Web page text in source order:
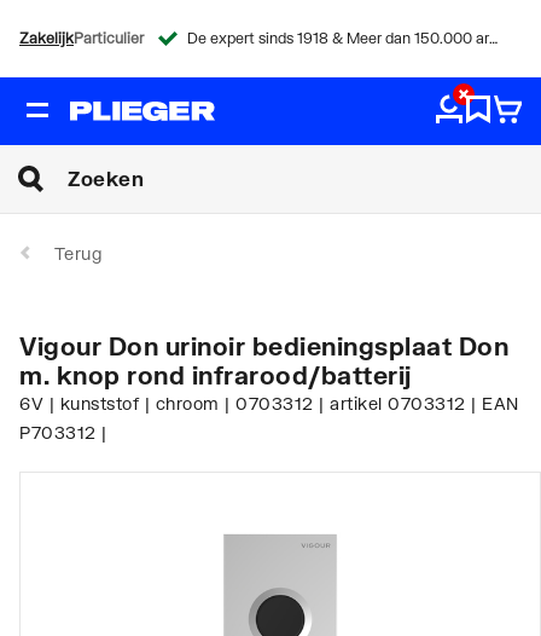
ZakelijkParticulier De expert sinds 1918 & Meer dan 150.000 artikelen
Terug
Vigour Don urinoir bedieningsplaat Don
m. knop rond infrarood/batterij
6V | kunststof | chroom | 0703312 | artikel 0703312 | EAN
P703312 |